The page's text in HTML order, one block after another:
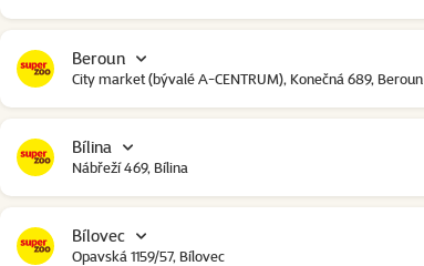
Beroun
City market (bývalé A-CENTRUM), Konečná 689, Beroun
Bílina
Nábřeží 469, Bílina
Bílovec
Opavská 1159/57, Bílovec